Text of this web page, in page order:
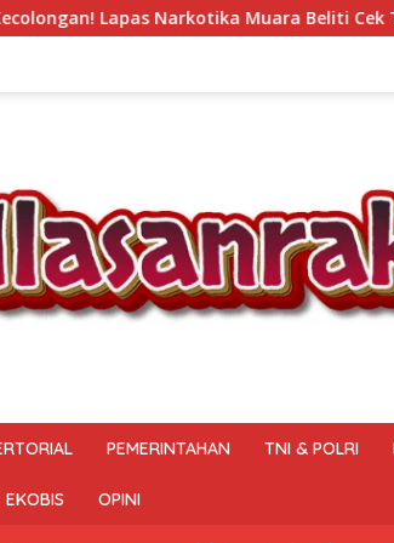
Beliti Cek Total Senjata Api, Pastikan
PEMERINTAHAN TNI & POLRI
EKOBIS OPINI